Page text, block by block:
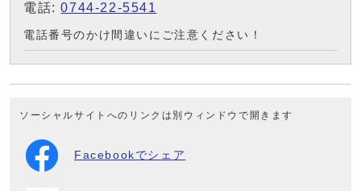
電話:0744-22-5541
電話番号のかけ間違いにご注意ください！
ソーシャルサイトへのリンクは別ウィンドウで開きます
Facebookでシェア